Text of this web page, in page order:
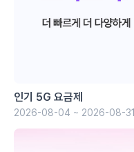
인기 5G 요금제
2026-08-04 ~ 2026-08-31